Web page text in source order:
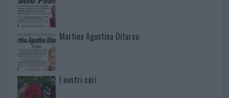
Martina Agostina Diturco
I nostri cari